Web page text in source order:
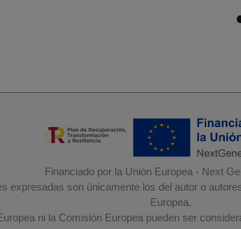
Financiado por la Unión Europea - Next
expresadas son únicamente los del autor o
Europea.
ni la Comisión Europea pueden ser